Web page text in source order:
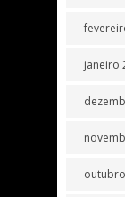
janeiro